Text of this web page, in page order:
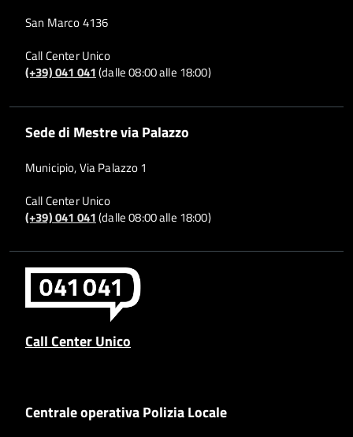
San Marco 4136
Call Center Unico
(+39) 041 041(dalle 08:00 alle 18:00)
Sede di Mestre via Palazzo
Municipio, Via Palazzo 1
Call Center Unico
(+39) 041 041(dalle 08:00 alle 18:00)
Call Center Unico
Centrale operativa Polizia Locale